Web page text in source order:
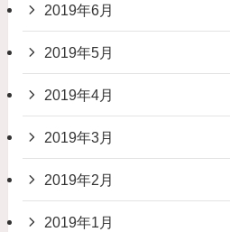
2019年6月
2019年5月
2019年4月
2019年3月
2019年2月
2019年1月